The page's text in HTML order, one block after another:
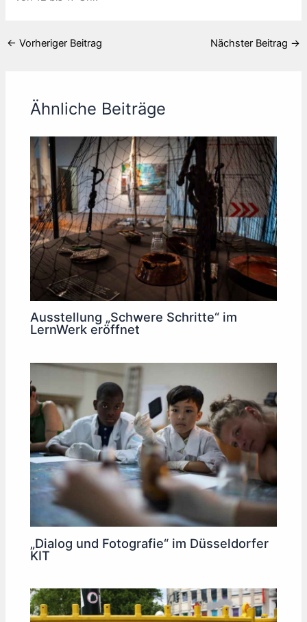
← Vorheriger Beitrag Nächster Beitrag →
Ähnliche Beiträge
Ausstellung „Schwere Schritte“ im
LernWerk eröffnet
„Dialog und Fotografie“ im Düsseldorfer
KIT